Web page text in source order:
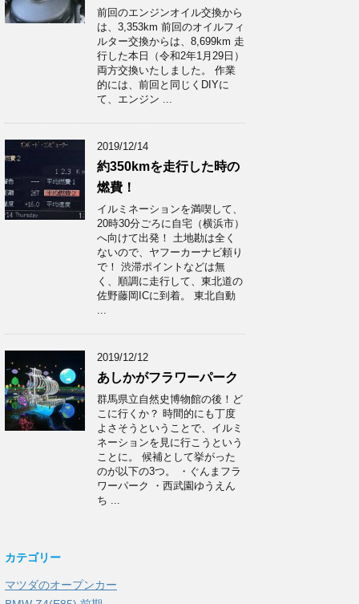
前回のエンジンオイル交換から
は、3,353km 前回のオイルフィ
ルター交換からは、8,699km 走
行した本日（令和2年1月29日）
両方交換いたしました。 作業
的には、前回と同じくDIYに
て、エンジン ...
2019/12/14
約350kmを走行した時の
燃費！
イルミネーションを満喫して、
20時30分ごろに自宅（横浜市）
へ向けて出発！ 土地勘は全く
ないので、ヤフーカーナビ頼り
で！ 渋滞ポイントなどは無
く、順調に走行して、東北道の
佐野藤岡ICに到着。 東北自動
2019/12/12
あしかがフラワーパーク
群馬県立自然史博物館の後！ど
こに行くか？ 時間的にも丁度
よさそうということで、イルミ
ネーションを見に行こうという
ことに。 候補として挙がった
のが以下の3つ。 ・ぐんまフラ
ワーパーク ・西武園ゆうえん
ち ...
カテゴリー
マツダのオープンカー